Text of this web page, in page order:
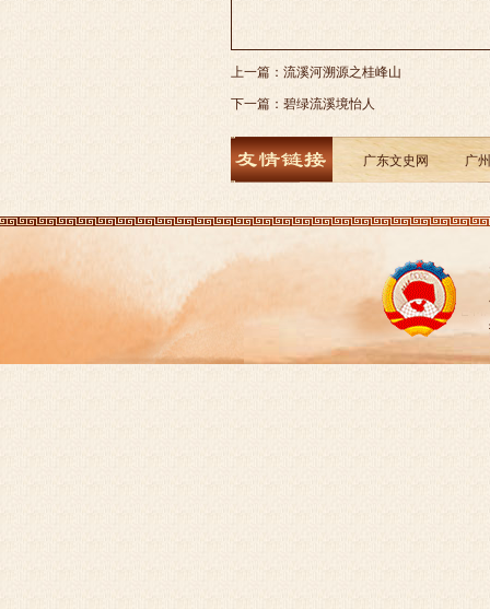
上一篇： 流溪河溯源之桂峰山
下一篇： 碧绿流溪境怡人
广东文史网 广